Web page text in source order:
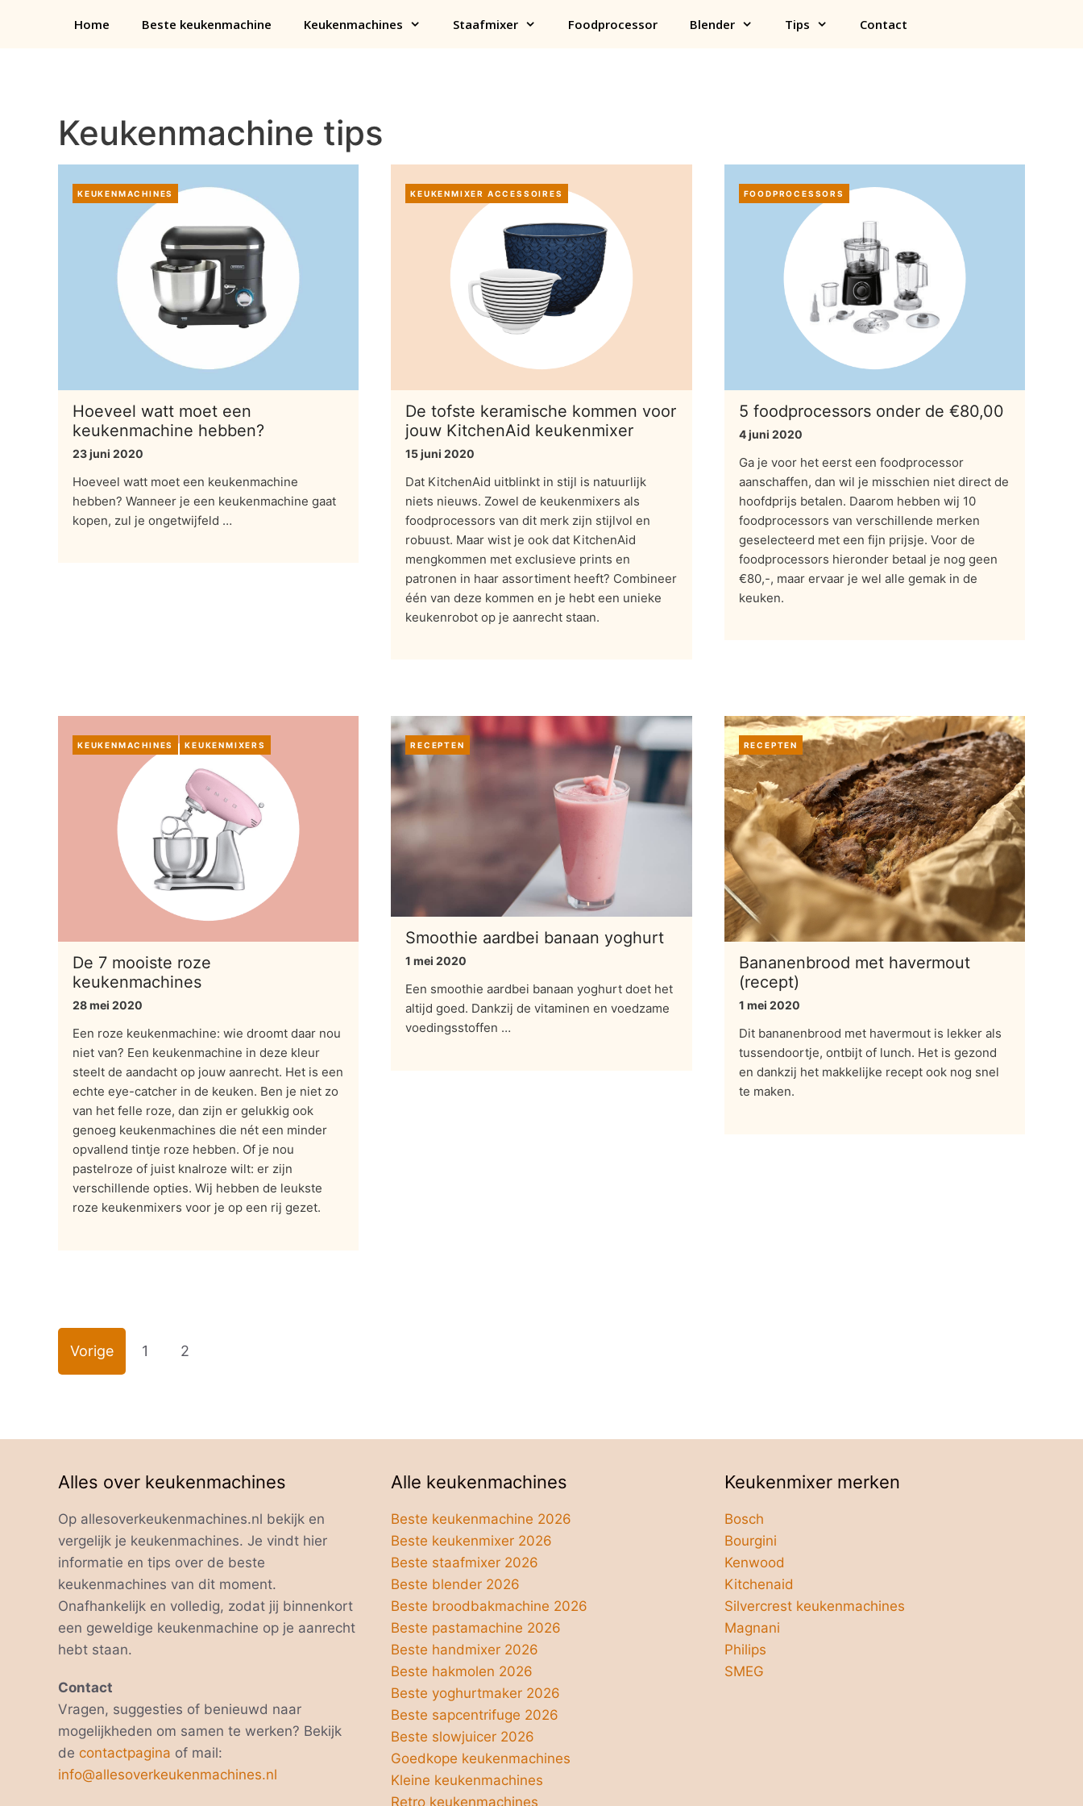
Home Beste keukenmachine Keukenmachines Staafmixer Foodprocessor Blender Tips Contact
Keukenmachine tips
KEUKENMACHINES
Hoeveel watt moet een
keukenmachine hebben?
23 juni 2020
Hoeveel watt moet een keukenmachine
hebben? Wanneer je een keukenmachine gaat
kopen, zul je ongetwijfeld …
KEUKENMIXER ACCESSOIRES
De tofste keramische kommen voor
jouw KitchenAid keukenmixer
15 juni 2020
Dat KitchenAid uitblinkt in stijl is natuurlijk
niets nieuws. Zowel de keukenmixers als
foodprocessors van dit merk zijn stijlvol en
robuust. Maar wist je ook dat KitchenAid
mengkommen met exclusieve prints en
patronen in haar assortiment heeft? Combineer
één van deze kommen en je hebt een unieke
keukenrobot op je aanrecht staan.
FOODPROCESSORS
5 foodprocessors onder de €80,00
4 juni 2020
Ga je voor het eerst een foodprocessor
aanschaffen, dan wil je misschien niet direct de
hoofdprijs betalen. Daarom hebben wij 10
foodprocessors van verschillende merken
geselecteerd met een fijn prijsje. Voor de
foodprocessors hieronder betaal je nog geen
€80,-, maar ervaar je wel alle gemak in de
keuken.
KEUKENMACHINES KEUKENMIXERS
De 7 mooiste roze
keukenmachines
28 mei 2020
Een roze keukenmachine: wie droomt daar nou
niet van? Een keukenmachine in deze kleur
steelt de aandacht op jouw aanrecht. Het is een
echte eye-catcher in de keuken. Ben je niet zo
van het felle roze, dan zijn er gelukkig ook
genoeg keukenmachines die nét een minder
opvallend tintje roze hebben. Of je nou
pastelroze of juist knalroze wilt: er zijn
verschillende opties. Wij hebben de leukste
roze keukenmixers voor je op een rij gezet.
RECEPTEN
Smoothie aardbei banaan yoghurt
1 mei 2020
Een smoothie aardbei banaan yoghurt doet het
altijd goed. Dankzij de vitaminen en voedzame
voedingsstoffen …
RECEPTEN
Bananenbrood met havermout
(recept)
1 mei 2020
Dit bananenbrood met havermout is lekker als
tussendoortje, ontbijt of lunch. Het is gezond
en dankzij het makkelijke recept ook nog snel
te maken.
Vorige 1 2
Alles over keukenmachines
Op allesoverkeukenmachines.nl bekijk en
vergelijk je keukenmachines. Je vindt hier
informatie en tips over de beste
keukenmachines van dit moment.
Onafhankelijk en volledig, zodat jij binnenkort
een geweldige keukenmachine op je aanrecht
hebt staan.
Contact
Vragen, suggesties of benieuwd naar
mogelijkheden om samen te werken? Bekijk
de contactpagina of mail:
info@allesoverkeukenmachines.nl
Alle keukenmachines
Beste keukenmachine 2026
Beste keukenmixer 2026
Beste staafmixer 2026
Beste blender 2026
Beste broodbakmachine 2026
Beste pastamachine 2026
Beste handmixer 2026
Beste hakmolen 2026
Beste yoghurtmaker 2026
Beste sapcentrifuge 2026
Beste slowjuicer 2026
Goedkope keukenmachines
Kleine keukenmachines
Retro keukenmachines
Keukenmixer merken
Bosch
Bourgini
Kenwood
Kitchenaid
Silvercrest keukenmachines
Magnani
Philips
SMEG